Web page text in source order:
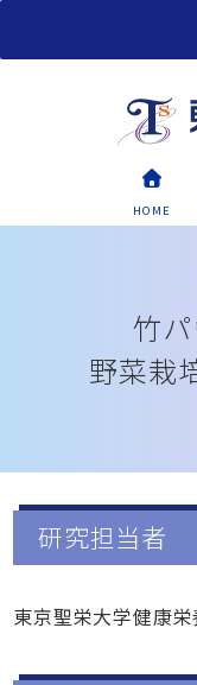
HOME
竹
野菜栽
研究担当者
東京聖栄大学健康